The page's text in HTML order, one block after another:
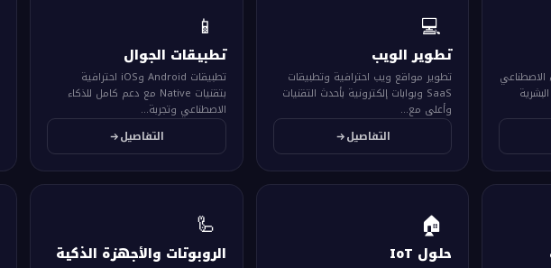
الاصطناعي
💻
تطوير الويب
تطوير مواقع ويب احترافية وتطبيقات
SaaS وبوابات إلكترونية بأحدث التقنيات
وأعلى مع...
التفاصيل
📱
تطبيقات الجوال
تطبيقات Android وiOS احترافية
بتقنيات Native مع دعم كامل للذكاء
الاصطناعي وتجربة...
التفاصيل
🏠
حلول IoT
🦾
الروبوتات والأجهزة الذكية